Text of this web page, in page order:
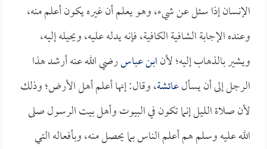
الإنسان إذا سئل عن شيء، وهو يعلم أن غيره يكون أعلم منه،
وعنده الإجابة الشافية الكافية، فإنه يدله عليه، ويحيله إليه،
ويشير بالذهاب إليه؛ لأنابن عباسرضي الله عنه أرشد هذا
الرجل إلى أن يسألعائشة، وقال: إنها أعلم أهل الأرض؛ وذلك
لأن صلاة الليل إنما تكون في البيوت وأهل بيت الرسول صلى
الله عليه وسلم هم أعلم الناس بما يحصل منه، وبأفعاله التي